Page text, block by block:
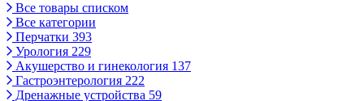
Все товары списком
Все категории
Перчатки 393
Урология 229
Акушерство и гинекология 137
Гастроэнтерология 222
Дренажные устройства 59